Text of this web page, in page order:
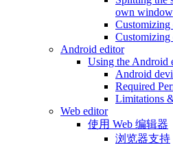
own window
Customizing
Customizing
Android editor
Using the Android
Android
Required
Limitations
Web editor
使用 Web 编辑器
浏览器支持